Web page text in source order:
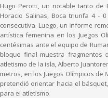
Hugo Perotti, un notable tanto de
Horacio Salinas, Boca triunfa 4 -
consecutiva. Luego, un informe
artística femenina en los Juegos
centésimas ante el equipo de
bloque final muestra fragmentos
atletismo de la isla, Alberto
metros, en los Juegos Olímpicos
pretendió orientar hacia el
para el atletismo.